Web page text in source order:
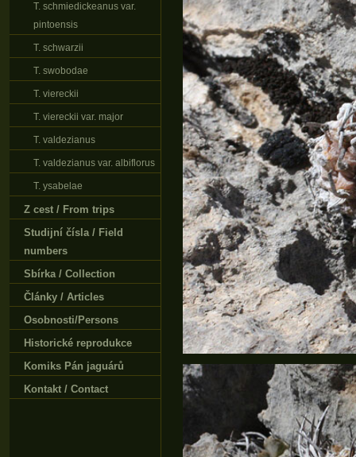
T. schmiedickeanus var.
pintoensis
T. schwarzii
T. swobodae
T. viereckii
T. viereckii var. major
T. valdezianus
T. valdezianus var. albiflorus
T. ysabelae
Z cest / From trips
Studijní čísla / Field
numbers
Sbírka / Collection
Články / Articles
Osobnosti/Persons
Historické reprodukce
Komiks Pán jaguárů
Kontakt / Contact